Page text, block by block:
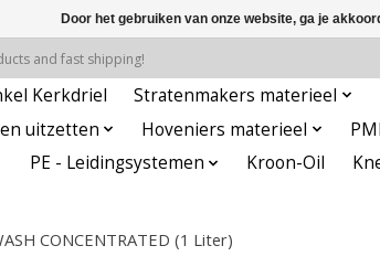
and fast shipping!
Kerkdriel Stratenmakers materieel
uitzetten
Hoveniers materieel
PE - Leidingsystemen
Kroon-Oil
CONCENTRATED (1 Liter)
Door het gebruiken van onze website, ga je